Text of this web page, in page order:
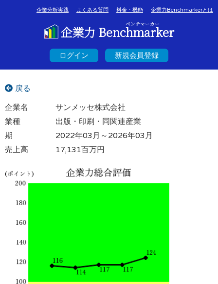
企業分析実践 よくある質問 料金・機能 企業力Benchmarkerとは
ベンチマーカー
企業力 Benchmarker
ログイン 新規会員登録
戻る
企業名
サンメッセ株式会社
業種
出版・印刷・同関連産業
期
2022年03月～2026年03月
売上高
17,131百万円